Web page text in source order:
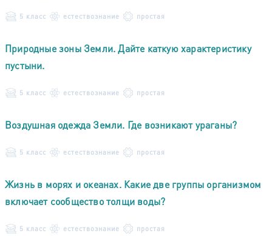
5 класс естествознание простая
Природные зоны Земли. Дайте каткую характеристику
пустыни.
5 класс естествознание простая
Воздушная одежда Земли. Где возникают ураганы?
5 класс естествознание простая
Жизнь в морях и океанах. Какие две группы организмом
включает сообщество толщи воды?
5 класс естествознание простая